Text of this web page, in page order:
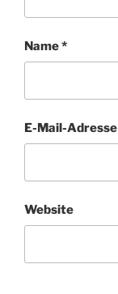
Name*
E-Mail-Adresse
Website